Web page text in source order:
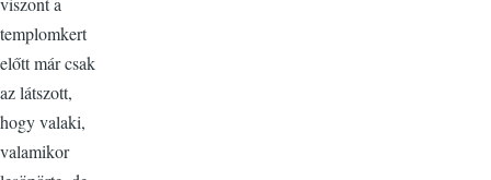
templomkert
előtt már csak
az látszott,
hogy valaki,
valamikor